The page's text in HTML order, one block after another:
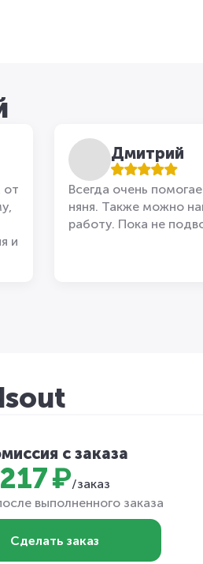
от
и
Дмитрий
Всегда очень
няня. Также можно
работу. Пока не
с заказа
217 ₽/заказ
выполненного заказа
Сделать заказ